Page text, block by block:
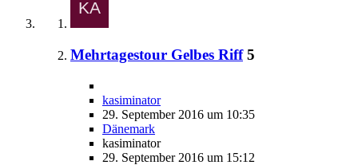
Mehrtagestour Gelbes Riff 5
kasiminator
29. September 2016 um 10:35
Dänemark
kasiminator
29. September 2016 um 15:12